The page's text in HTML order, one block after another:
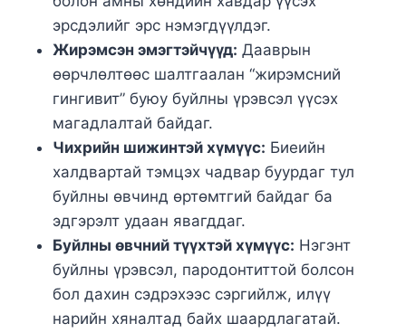
эрсдэлийг эрс нэмэгдүүлдэг.
Жирэмсэн эмэгтэйчүүд: Дааврын
өөрчлөлтөөс шалтгаалан “жирэмсний
гингивит” буюу буйлны үрэвсэл үүсэх
магадлалтай байдаг.
Чихрийн шижинтэй хүмүүс: Биеийн
халдвартай тэмцэх чадвар буурдаг тул
буйлны өвчинд өртөмтгий байдаг ба
эдгэрэлт удаан явагддаг.
Буйлны өвчний түүхтэй хүмүүс: Нэгэнт
буйлны үрэвсэл, пародонтиттой болсон
бол дахин сэдрэхээс сэргийлж, илүү
нарийн хяналтад байх шаардлагатай.